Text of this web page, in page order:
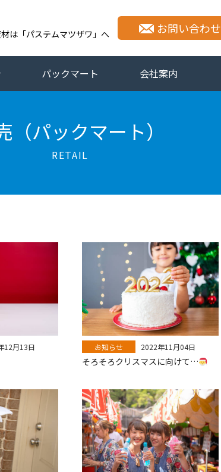
は「パステムマツザワ」へ お問い合わせ
パックマート 会社案内
（パックマート）
RETAIL
12月13日 お知らせ 2022年11月04日
そろそろクリスマスに向けて…